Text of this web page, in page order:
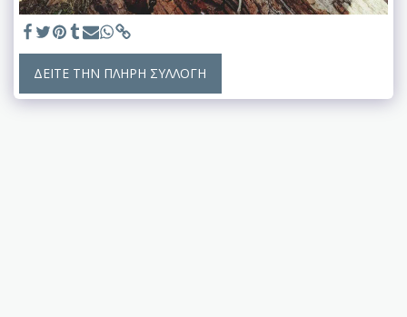
ΔΕΊΤΕ ΤΗΝ ΠΛΉΡΗ ΣΥΛΛΟΓΉ